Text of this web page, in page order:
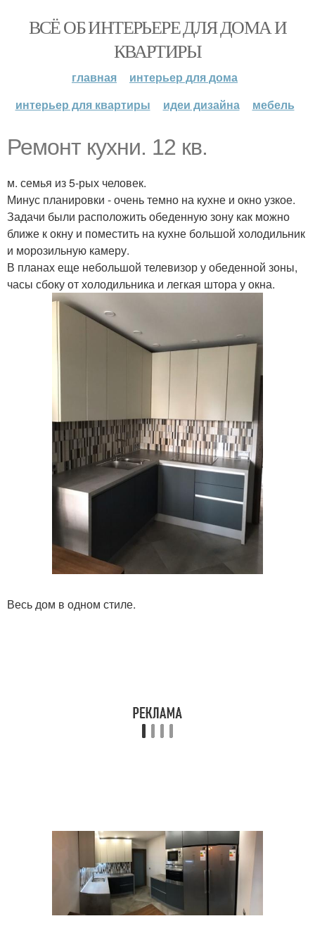
ВСЁ ОБ ИНТЕРЬЕРЕ ДЛЯ ДОМА И
КВАРТИРЫ
главная
интерьер для дома
интерьер для квартиры
идеи дизайна мебель
Ремонт кухни. 12 кв.
м. семья из 5-рых человек.
Минус планировки - очень темно на кухне и окно узкое.
Задачи были расположить обеденную зону как можно
ближе к окну и поместить на кухне большой холодильник
и морозильную камеру.
В планах еще небольшой телевизор у обеденной зоны,
часы сбоку от холодильника и легкая штора у окна.
Весь дом в одном стиле.